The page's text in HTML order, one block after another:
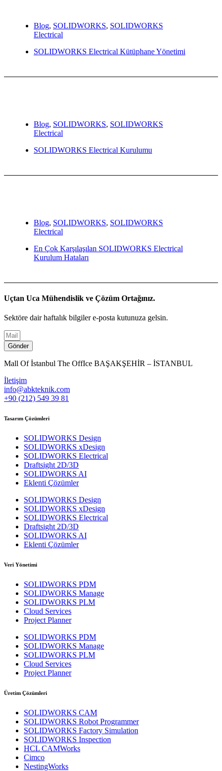
Blog, SOLIDWORKS, SOLIDWORKS
Electrical
SOLIDWORKS Electrical Kütüphane Yönetimi
Blog, SOLIDWORKS, SOLIDWORKS
Electrical
SOLIDWORKS Electrical Kurulumu
Blog, SOLIDWORKS, SOLIDWORKS
Electrical
En Çok Karşılaşılan SOLIDWORKS Electrical
Kurulum Hataları
Uçtan Uca Mühendislik ve Çözüm Ortağınız.
Sektöre dair haftalık bilgiler e-posta kutunuza gelsin.
Gönder
Mall Of İstanbul The OffIce BAŞAKŞEHİR – İSTANBUL
İletişim
info@abkteknik.com
+90 (212) 549 39 81
Tasarım Çözümleri
SOLIDWORKS Design
SOLIDWORKS xDesign
SOLIDWORKS Electrical
Draftsight 2D/3D
SOLIDWORKS AI
Eklenti Çözümler
SOLIDWORKS Design
SOLIDWORKS xDesign
SOLIDWORKS Electrical
Draftsight 2D/3D
SOLIDWORKS AI
Eklenti Çözümler
Veri Yönetimi
SOLIDWORKS PDM
SOLIDWORKS Manage
SOLIDWORKS PLM
Cloud Services
Project Planner
SOLIDWORKS PDM
SOLIDWORKS Manage
SOLIDWORKS PLM
Cloud Services
Project Planner
Üretim Çözümleri
SOLIDWORKS CAM
SOLIDWORKS Robot Programmer
SOLIDWORKS Factory Simulation
SOLIDWORKS Inspection
HCL CAMWorks
Cimco
NestingWorks